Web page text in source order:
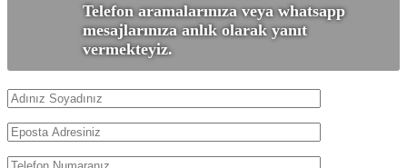
Telefon aramalarınıza veya whatsapp
mesajlarınıza anlık olarak yanıt
vermekteyiz.